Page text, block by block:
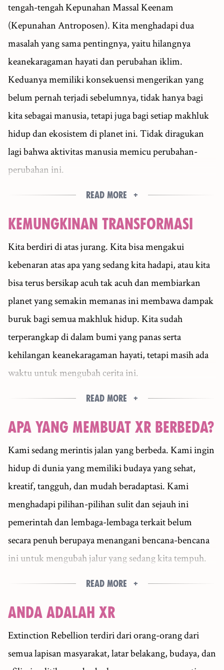
tengah-tengah Kepunahan Massal Keenam
(Kepunahan Antroposen). Kita menghadapi dua
masalah yang sama pentingnya, yaitu hilangnya
keanekaragaman hayati dan perubahan iklim.
Keduanya memiliki konsekuensi mengerikan yang
belum pernah terjadi sebelumnya, tidak hanya bagi
kita sebagai manusia, tetapi juga bagi setiap makhluk
hidup dan ekosistem di planet ini. Tidak diragukan
lagi bahwa aktivitas manusia memicu perubahan-
perubahan ini.
Read more
KEMUNGKINAN TRANSFORMASI
Kita berdiri di atas jurang. Kita bisa mengakui
kebenaran atas apa yang sedang kita hadapi, atau kita
bisa terus bersikap acuh tak acuh dan membiarkan
planet yang semakin memanas ini membawa dampak
buruk bagi semua makhluk hidup. Kita sudah
terperangkap di dalam bumi yang panas serta
kehilangan keanekaragaman hayati, tetapi masih ada
waktu untuk mengubah cerita ini.
Read more
APA YANG MEMBUAT XR BERBEDA?
Kami sedang merintis jalan yang berbeda. Kami ingin
hidup di dunia yang memiliki budaya yang sehat,
kreatif, tangguh, dan mudah beradaptasi. Kami
menghadapi pilihan-pilihan sulit dan sejauh ini
pemerintah dan lembaga-lembaga terkait belum
secara penuh berupaya menangani bencana-bencana
ini untuk mengubah jalur yang sedang kita tempuh.
Read more
ANDA ADALAH XR
Extinction Rebellion terdiri dari orang-orang dari
semua lapisan masyarakat, latar belakang, budaya, dan